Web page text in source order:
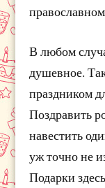
В любом
душевное.
праздником
Поздравить
навестить
уж точно не
Подарки